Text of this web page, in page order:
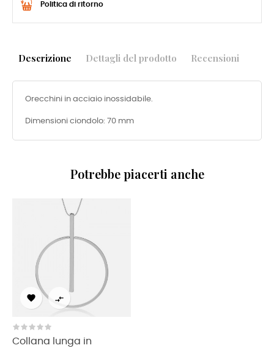
Politica di ritorno
Descrizione Dettagli del prodotto Recensioni
Orecchini in acciaio inossidabile.
Dimensioni ciondolo: 70 mm
Potrebbe piacerti anche
 
Collana lunga in